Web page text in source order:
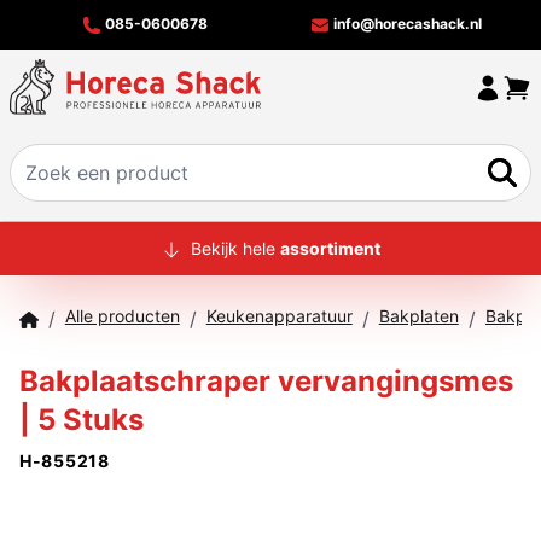
085-0600678 info@horecashack.nl
HOME
MERKEN
Bekijk hele assortiment
/ Alle producten / Keukenapparatuur / Bakplaten /
Bakplaatschraper vervangingsmes
| 5 Stuks
H-855218